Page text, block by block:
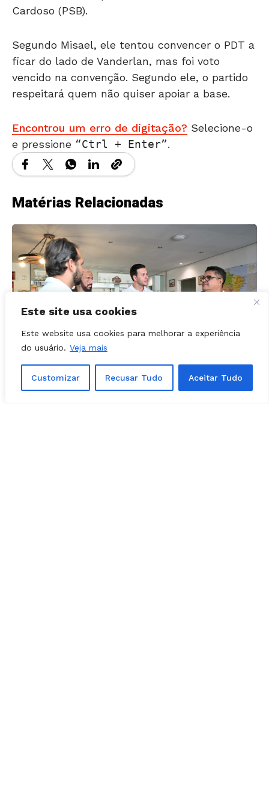
Este site usa cookies
Este website usa cookies para melhorar a experiência
do usuário. Veja mais
Customizar Recusar Tudo Aceitar Tudo
ficar do lado de Vanderlan, mas foi voto
vencido na convenção. Segundo ele, o partido
respeitará quem não quiser apoiar a base.
e pressione Ctrl + Enter .
Matérias Relacionadas
POLÍTICA - APARECIDA 04, agosto, 2026